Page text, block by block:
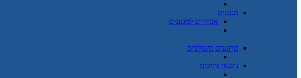
מגענים
אביזרים למגענים
מתנעים משולבים
נושאי נתיכים